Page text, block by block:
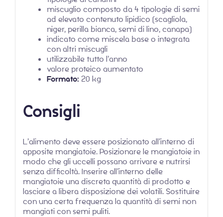
miscuglio composto da 4 tipologie di semi
ad elevato contenuto lipidico (scagliola,
niger, perilla bianca, semi di lino, canapa)
indicato come miscela base o integrata
con altri miscugli
utilizzabile tutto l’anno
valore proteico aumentato
Formato: 20 kg
Consigli
L’alimento deve essere posizionato all’interno di
apposite mangiatoie. Posizionare le mangiatoie in
modo che gli uccelli possano arrivare e nutrirsi
senza difficoltà. Inserire all’interno delle
mangiatoie una discreta quantità di prodotto e
lasciare a libera disposizione dei volatili. Sostituire
con una certa frequenza la quantità di semi non
mangiati con semi puliti.